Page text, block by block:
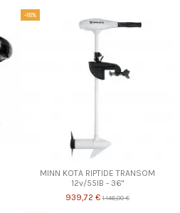
-18%
MINN KOTA RIPTIDE TRANSOM
12v/55lB - 36"
939,72 €1.146,00 €